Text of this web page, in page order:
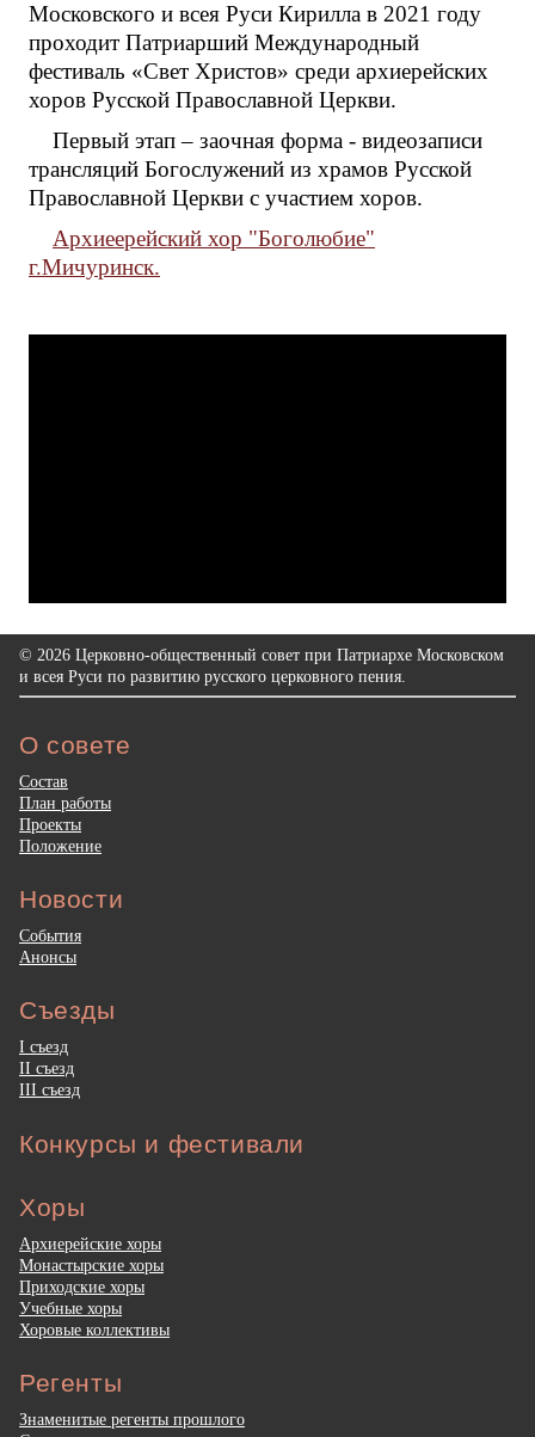
Московского и всея Руси Кирилла в 2021 году
проходит Патриарший Международный
фестиваль «Свет Христов» среди архиерейских
хоров Русской Православной Церкви.
Первый этап – заочная форма - видеозаписи
трансляций Богослужений из храмов Русской
Православной Церкви с участием хоров.
Архиеерейский хор "Боголюбие"
г.Мичуринск.
© 2026 Церковно-общественный совет при Патриархе Московском
и всея Руси по развитию русского церковного пения.
О совете
Состав
План работы
Проекты
Положение
Новости
События
Анонсы
Съезды
I съезд
II съезд
III съезд
Конкурсы и фестивали
Хоры
Архиерейские хоры
Монастырские хоры
Приходские хоры
Учебные хоры
Хоровые коллективы
Регенты
Знаменитые регенты прошлого